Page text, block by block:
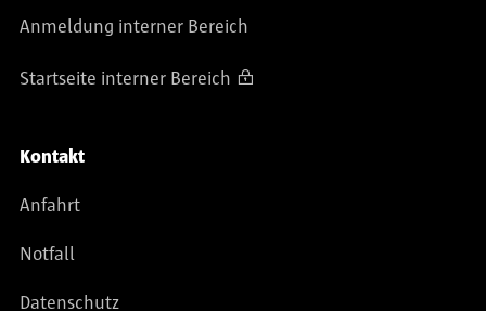
Anmeldung interner Bereich
Startseite interner Bereich
Kontakt
Anfahrt
Notfall
Datenschutz